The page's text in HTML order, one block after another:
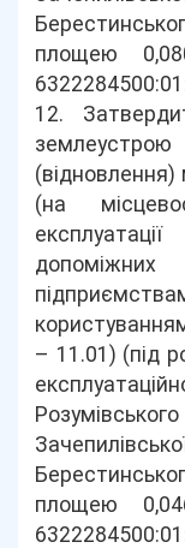
площею
12.
(відновлення)
(на
– 11.01) (під
площею